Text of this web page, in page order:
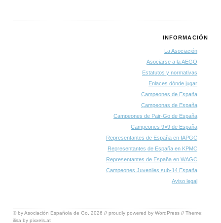
INFORMACIÓN
La Asociación
Asociarse a la AEGO
Estatutos y normativas
Enlaces dónde jugar
Campeones de España
Campeonas de España
Campeones de Pair-Go de España
Campeones 9×9 de España
Representantes de España en IAPGC
Representantes de España en KPMC
Representantes de España en WAGC
Campeones Juveniles sub-14 España
Aviso legal
© byAsociación Española de Go , 2026 // proudly powered by WordPress // Theme:
ilisa by pixxels.at